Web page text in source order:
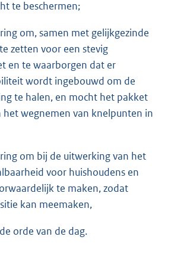
te beschermen;
om, samen met gelijkgezinde
zetten voor een stevig
en te waarborgen dat er
wordt ingebouwd om de
te halen, en mocht het pakket
wegnemen van knelpunten in
om bij de uitwerking van het
voor huishoudens en
te maken, zodat
kan meemaken,
orde van de dag.